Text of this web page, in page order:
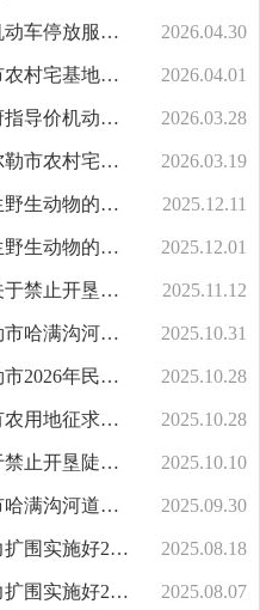
2026.04.30
关于《库尔勒市政府指导价机动车停放服务收费标准及住宅小区停车服务收费标准调整方案》公开征求意见建议情况的公告
2026.04.01
关于征求《关于规范库尔勒市农村宅基地面积标准的公告（征求意见稿）》意见结果的公示
2026.03.28
关于公开征求《库尔勒市政府指导价机动车停放服务收费标准及住宅小区停车服务收费标准调整方案》意见的公告
2026.03.19
关于公开征求《关于规范库尔勒市农村宅基地面积标准的公告（征求意见稿）》意见建议的公告
2025.12.11
关于征求《关于禁止猎捕陆生野生动物的公告（征求意见稿）》意见结果的公示
2025.12.01
关于征求《关于禁止猎捕陆生野生动物的公告（征求意见稿）》意见建议的公告
2025.11.12
关于《公开征求〈库尔勒市关于禁止开垦陡坡地范围的公告(征求意见稿)〉意见的通知》结果公示
2025.10.31
关于《公开征求〈新疆库尔勒市哈满沟河道采砂规划（2025-2028年度）〉、〈新疆库尔勒市和什力克河河道采砂规划（2025-2028年度）〉意见建议》结果的公示
2025.10.28
关于面向社会公开征集库尔勒市2026年民生实事建议的公告
2025.10.28
关于乡镇申报村集体使用国有农用地征求意见的通知
2025.10.10
关于公开征求《库尔勒市关于禁止开垦陡坡地范围的公告（征求意见稿）》意见的通知
2025.09.30
关于公开征求《新疆库尔勒市哈满沟河道采砂规划（2025-2028年度）》、《新疆库尔勒市和什力克河河道采砂规划（2025-2028年度）》意见建议的公告
2025.08.18
关于征求库尔勒市《关于加力扩围实施好2025年农业机械报废更新补贴政策的通知》意见建议结果的公示
2025.08.07
关于征求库尔勒市《关于加力扩围实施好2025年农业机械报废更新补贴政策的通知》意见建议的函